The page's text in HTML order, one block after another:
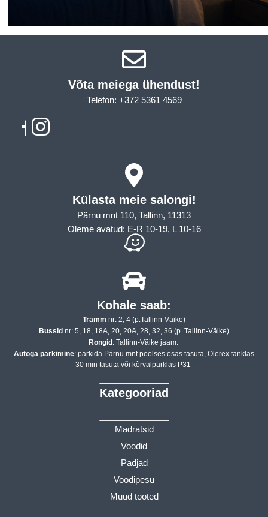
Võta meiega ühendust!​
Telefon: +372 5361 4569
Külasta meie salongi!
Pärnu mnt 110, Tallinn, 11313
Oleme avatud: E-R 10-19, L 10-16
Kohale saab:
Tramm nr: 2, 4 (p.Tallinn-Väike)
Bussid nr: 5, 18, 18A, 20, 20A, 28, 32, 36 (p. Tallinn-Väike)
Rongid: Tallinn-Väike jaam.
Autoga parkimine: parkida Pärnu mnt poolses osas tasuta, Olerex tanklas
30 min tasuta või kõrvalparklas P31
Kategooriad
Madratsid
Voodid
Padjad
Voodipesu
Muud tooted